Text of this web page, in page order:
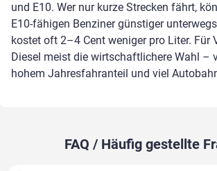
und E10. Wer nur kurze Strecken fährt,
E10-fähigen Benziner günstiger
kostet oft 2–4 Cent weniger pro Liter. Für
Diesel meist die wirtschaftlichere Wahl –
hohem Jahresfahranteil und viel
FAQ / Häufig gestellte